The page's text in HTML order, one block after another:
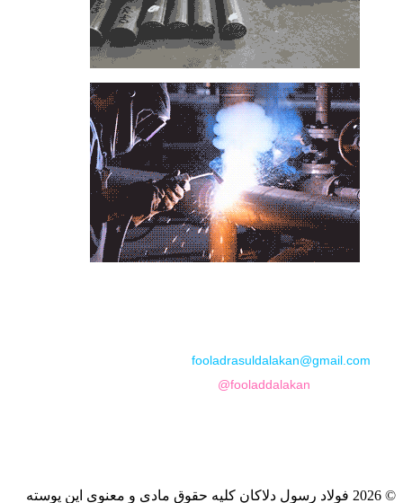
fooladrasuldalakan@gmail.com
@fooladdalakan
© 2026 فولاد رسول دلاکان کلیه حقوق مادی و معنوی این پوسته